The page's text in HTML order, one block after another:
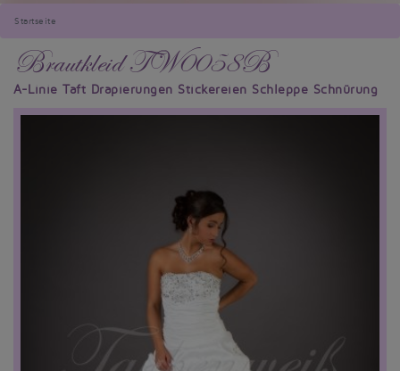
Startseite
Brautkleid TW0058B
A-Linie Taft Drapierungen Stickereien Schleppe Schnürung